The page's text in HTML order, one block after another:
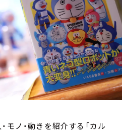
モノ・動きを紹介する「カル